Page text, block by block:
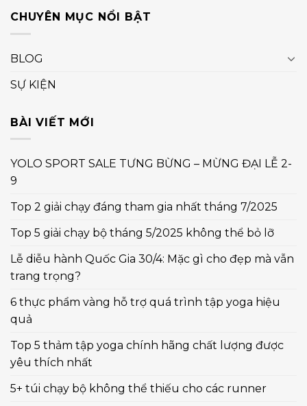
CHUYÊN MỤC NỔI BẬT
BLOG
SỰ KIỆN
BÀI VIẾT MỚI
YOLO SPORT SALE TƯNG BỪNG – MỪNG ĐẠI LỄ 2-
9
Top 2 giải chạy đáng tham gia nhất tháng 7/2025
Top 5 giải chạy bộ tháng 5/2025 không thể bỏ lỡ
Lễ diễu hành Quốc Gia 30/4: Mặc gì cho đẹp mà vẫn
trang trọng?
6 thực phẩm vàng hỗ trợ quá trình tập yoga hiệu
quả
Top 5 thảm tập yoga chính hãng chất lượng được
yêu thích nhất
5+ túi chạy bộ không thể thiếu cho các runner